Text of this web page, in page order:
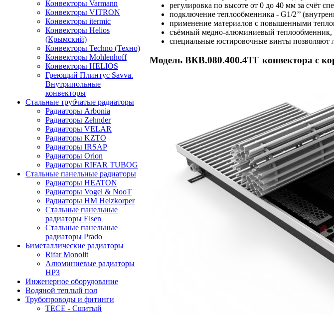
Конвекторы Varmann
Конвекторы VITRON
Конвекторы itermic
Конвекторы Helios
(Крымский)
Конвекторы Techno (Техно)
Конвекторы Mohlenhoff
Конвекторы HELIOS
Греющий Плинтус Savva.
Внутрипольные
конвекторы
Стальные трубчатые радиаторы
Радиаторы Arbonia
Радиаторы Zehnder
Радиаторы VELAR
Радиаторы KZTO
Радиаторы IRSAP
Радиаторы Orion
Радиаторы RIFAR TUBOG
Стальные панельные радиаторы
Радиаторы HEATON
Радиаторы Vogel & NooT
Радиаторы HM Heizkorper
Стальные панельные
радиаторы Elsen
Стальные панельные
радиаторы Prado
Биметаллические радиаторы
Rifar Monolit
Алюминиевые радиаторы
НРЗ
Инженерное оборудование
Водяной теплый пол
Трубопроводы и фитинги
ТЕСЕ - Сшитый
регулировка по высоте от 0 до 40 мм за счёт
подключение теплообменника - G1/2’’
применение материалов с повышенными
съёмный медно-алюминиевый
специальные юстировочные винты позволяют
Модель ВКВ.080.400.4ТГ конвектора с